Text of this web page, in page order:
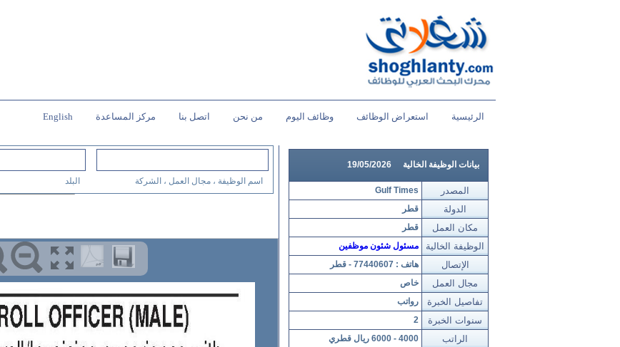
الرئيسية استعراض الوظائف وظائف اليوم من نحن اتصل بنا مركز المساعدة English
بيانات الوظيفة الخالية 19/05/2026
Gulf Times المصدر
قطر الدولة
قطر مكان العمل
مسئول شئون موظفين الوظيفة الخالية
هاتف : 77440607 - قطر الإتصال
خاص مجال العمل
رواتب تفاصيل الخبرة
2 سنوات الخبرة
4000 - 6000 ريال قطري الراتب
اسم الوظيفة ، مجال العمل ، الشركة البلد